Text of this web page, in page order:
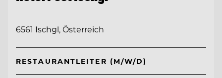
6561 Ischgl, Österreich
RESTAURANTLEITER (M/W/D)